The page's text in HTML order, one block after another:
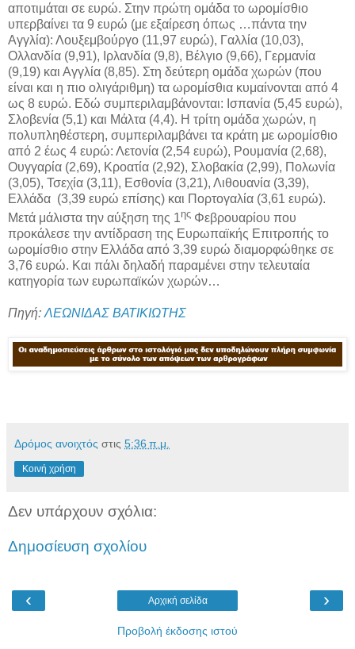
αποτιμάται σε ευρώ. Στην πρώτη ομάδα το ωρομίσθιο
υπερβαίνει τα 9 ευρώ (με εξαίρεση όπως …πάντα την
Αγγλία): Λουξεμβούργο (11,97 ευρώ), Γαλλία (10,03),
Ολλανδία (9,91), Ιρλανδία (9,8), Βέλγιο (9,66), Γερμανία
(9,19) και Αγγλία (8,85). Στη δεύτερη ομάδα χωρών (που
είναι και η πιο ολιγάριθμη) τα ωρομίσθια κυμαίνονται από 4
ως 8 ευρώ. Εδώ συμπεριλαμβάνονται: Ισπανία (5,45 ευρώ),
Σλοβενία (5,1) και Μάλτα (4,4). Η τρίτη ομάδα χωρών, η
πολυπληθέστερη, συμπεριλαμβάνει τα κράτη με ωρομίσθιο
από 2 έως 4 ευρώ: Λετονία (2,54 ευρώ), Ρουμανία (2,68),
Ουγγαρία (2,69), Κροατία (2,92), Σλοβακία (2,99), Πολωνία
(3,05), Τσεχία (3,11), Εσθονία (3,21), Λιθουανία (3,39),
Ελλάδα (3,39 ευρώ επίσης) και Πορτογαλία (3,61 ευρώ).
Μετά μάλιστα την αύξηση της 1ης Φεβρουαρίου που
προκάλεσε την αντίδραση της Ευρωπαϊκής Επιτροπής το
ωρομίσθιο στην Ελλάδα από 3,39 ευρώ διαμορφώθηκε σε
3,76 ευρώ. Και πάλι δηλαδή παραμένει στην τελευταία
κατηγορία των ευρωπαϊκών χωρών…
Πηγή: ΛΕΩΝΙΔΑΣ ΒΑΤΙΚΙΩΤΗΣ
Δρόμος ανοιχτός στις 5:36 π.μ.
Κοινή χρήση
Δεν υπάρχουν σχόλια:
Δημοσίευση σχολίου
‹ ›
Αρχική σελίδα
Προβολή έκδοσης ιστού